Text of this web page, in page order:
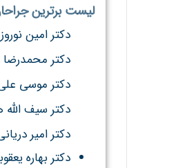
لیست برترین
دکتر امین
دکتر
دکتر موسی
دکتر سیف
دکتر امیر
دکتر بهاره